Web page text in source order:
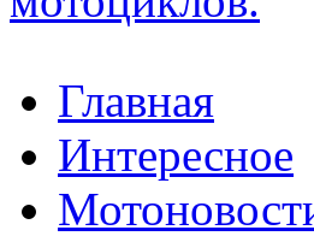
Главная
Интересное